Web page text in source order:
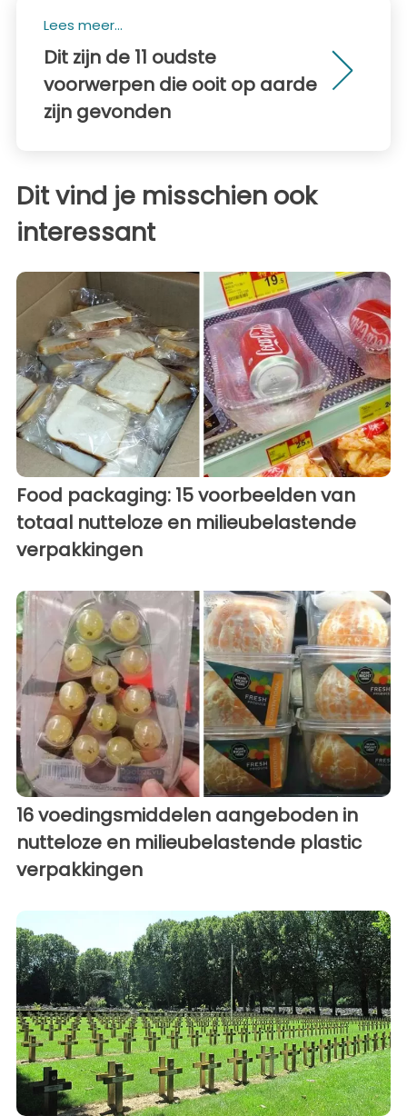
Lees meer...
Dit zijn de 11 oudste
voorwerpen die ooit op aarde
zijn gevonden
Dit vind je misschien ook
interessant
Food packaging: 15 voorbeelden van
totaal nutteloze en milieubelastende
verpakkingen
16 voedingsmiddelen aangeboden in
nutteloze en milieubelastende plastic
verpakkingen